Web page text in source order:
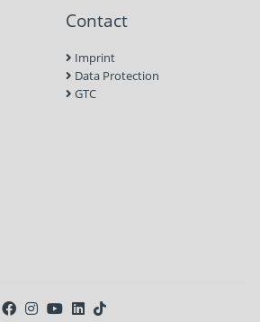
Contact
Imprint
Data Protection
GTC